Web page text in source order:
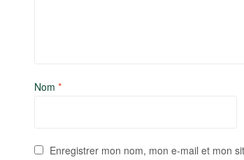
Nom *
Enregistrer mon nom, mon e-mail et mon